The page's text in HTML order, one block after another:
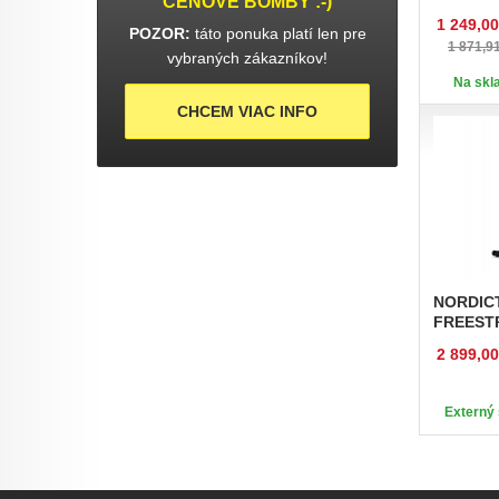
1
1
Na
2
Externý
POZOR: táto ponuka platí len pre
vybraných zákazníkov!
CHCEM VIAC INFO